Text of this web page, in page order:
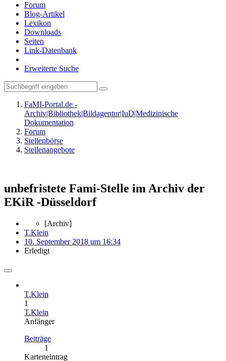
Forum
Blog-Artikel
Lexikon
Downloads
Seiten
Link-Datenbank
Erweiterte Suche
FaMI-Portal.de -
Archiv|Bibliothek|Bildagentur|IuD|Medizinische
Dokumentation
Forum
Stellenbörse
Stellenangebote
unbefristete Fami-Stelle im Archiv der
EKiR -Düsseldorf
[Archiv]
T.Klein
10. September 2018 um 16:34
Erledigt
T.Klein
1
T.Klein
Anfänger
Beiträge
1
Karteneintrag